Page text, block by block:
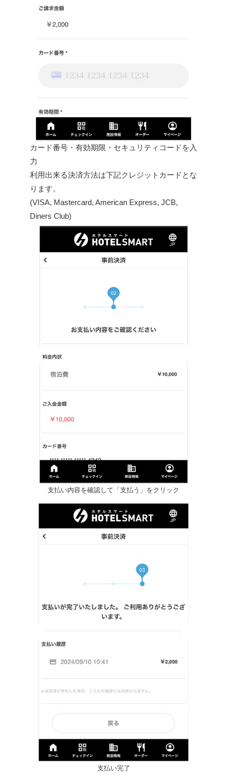
カード番号・有効期限・セキュリティコードを入
力
利用出来る決済方法は下記クレジットカードとな
ります。
(VISA, Mastercard, American Express, JCB,
Diners Club)
支払い内容を確認して「支払う」をクリック
支払い完了